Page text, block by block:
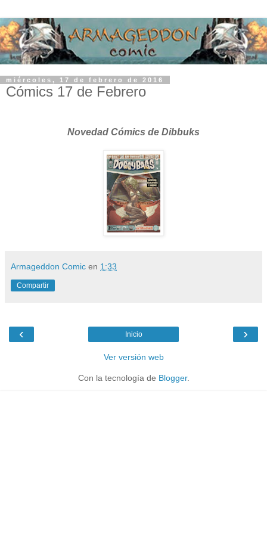
miércoles, 17 de febrero de 2016
Cómics 17 de Febrero
Novedad Cómics de Dibbuks
Armageddon Comic en 1:33
Compartir
‹ ›
Inicio
Ver versión web
Con la tecnología de Blogger.